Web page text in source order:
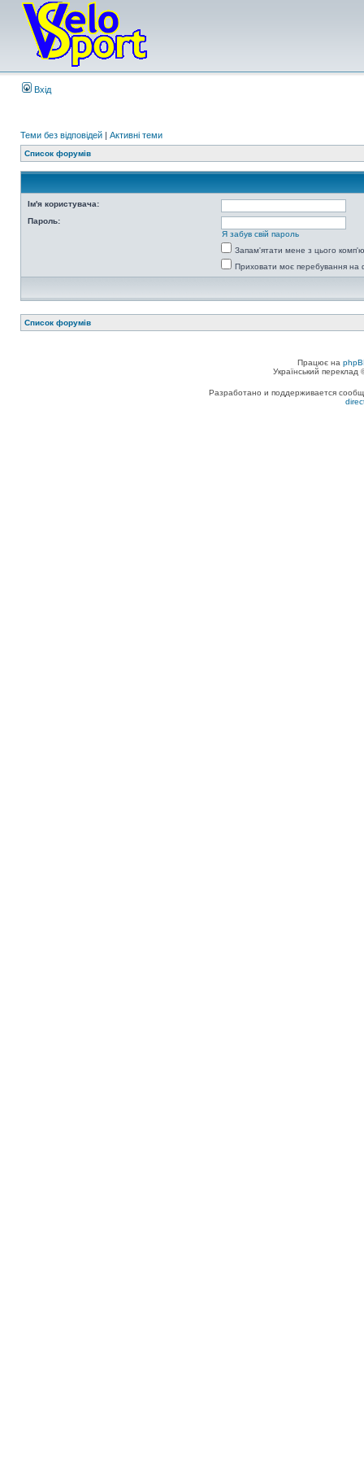
Вхід
Теми без відповідей | Активні теми
Список форумів
Ім'я користувача:
Пароль:
Я забув свій пароль
Запам'ятати мене з цього
Приховати моє перебування на
Список форумів
Працює на
Український
Разработано и поддерживается